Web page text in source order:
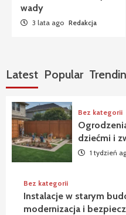
wady
3 lata ago Redakcja
Latest Popular
Bez kategorii
dziećmi i
1 tydzień
Bez kategorii
Instalacje w starym
modernizacja i